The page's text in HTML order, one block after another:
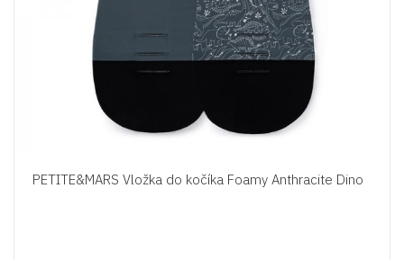
PETITE&MARS Vložka do kočíka Foamy Anthracite Dino